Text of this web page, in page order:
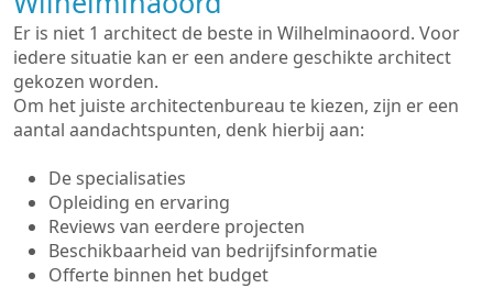
Er is niet 1 architect de beste in Wilhelminaoord. Voor
iedere situatie kan er een andere geschikte architect
gekozen worden.
Om het juiste architectenbureau te kiezen, zijn er een
aantal aandachtspunten, denk hierbij aan:
De specialisaties
Opleiding en ervaring
Reviews van eerdere projecten
Beschikbaarheid van bedrijfsinformatie
Offerte binnen het budget